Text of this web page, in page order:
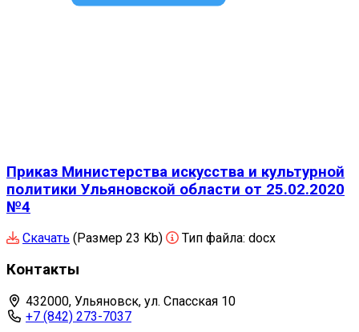
Приказ Министерства искусства и культурной
политики Ульяновской области от 25.02.2020
№4
Скачать (Размер 23 Kb) Тип файла: docx
Контакты
432000, Ульяновск, ул. Спасская 10
+7 (842) 273-7037